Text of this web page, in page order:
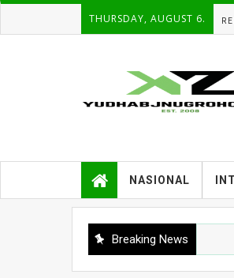
THURSDAY, AUGUST 6.
NASIONAL
Breaking News